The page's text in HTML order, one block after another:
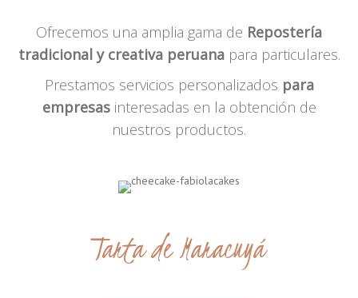
Ofrecemos una amplia gama de Repostería
tradicional y creativa peruanapara particulares.
Prestamos servicios personalizados para
empresasinteresadas en la obtención de
nuestros productos.
Tarta de Maracuyá